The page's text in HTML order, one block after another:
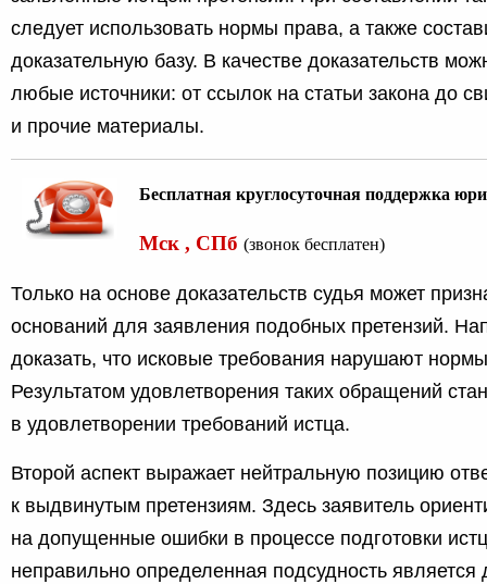
следует использовать нормы права, а также
доказательную базу. В качестве доказательств
любые источники: от ссылок на статьи закона до
и прочие материалы.
Бесплатная круглосуточная поддержка
Мск , СПб(звонок бесплатен)
Только на основе доказательств судья может
оснований для заявления подобных претензий.
доказать, что исковые требования нарушают
Результатом удовлетворения таких обращений
в удовлетворении требований истца.
Второй аспект выражает нейтральную позицию
к выдвинутым претензиям. Здесь заявитель
на допущенные ошибки в процессе подготовки
неправильно определенная подсудность является